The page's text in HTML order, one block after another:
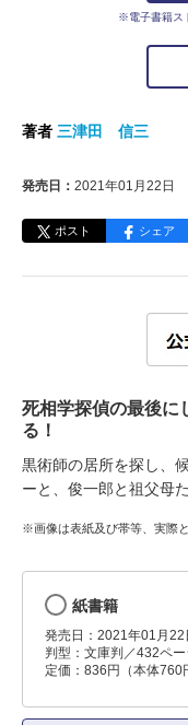
※電子書籍ス
著者 三津田 信三
発売日： 2021年01月22日
ポスト シェア
死相学探偵の最後に
る！
黒術師の居所を探し、
ーと、俊一郎と祖父母
※画像は表紙及び帯等、実際
紙書籍
発売日：2021年01月22
判型：文庫判／432ペー
定価：836円（本体760